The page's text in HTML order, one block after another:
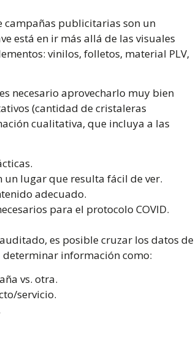
campañas publicitarias son un
está en ir más allá de las visuales
vinilos, folletos, material PLV,
necesario aprovecharlo muy bien
(cantidad de cristaleras
cualitativa, que incluya a las
un lugar que resulta fácil de ver.
adecuado.
para el protocolo COVID.
es posible cruzar los datos de
determinar información como:
vs. otra.
servicio.